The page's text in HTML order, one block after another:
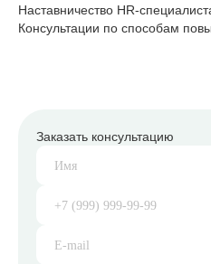
Наставничество HR-
Консультации по способам
Заказать консультацию